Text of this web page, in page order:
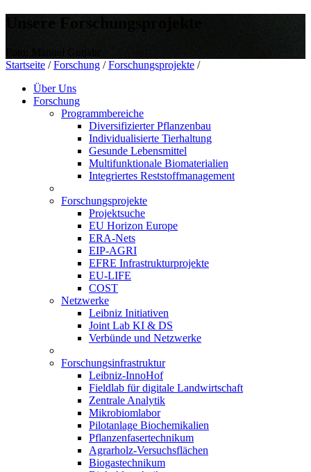
Unsere Forschungsprojekte
Startseite / Forschung / Forschungsprojekte /
Über Uns
Forschung
Programmbereiche
Diversifizierter Pflanzenbau
Individualisierte Tierhaltung
Gesunde Lebensmittel
Multifunktionale Biomaterialien
Integriertes Reststoffmanagement
Forschungsprojekte
Projektsuche
EU Horizon Europe
ERA-Nets
EIP-AGRI
EFRE Infrastrukturprojekte
EU-LIFE
COST
Netzwerke
Leibniz Initiativen
Joint Lab KI & DS
Verbünde und Netzwerke
Forschungsinfrastruktur
Leibniz-InnoHof
Fieldlab für digitale Landwirtschaft
Zentrale Analytik
Mikrobiomlabor
Pilotanlage Biochemikalien
Pflanzenfasertechnikum
Agrarholz-Versuchsflächen
Biogastechnikum